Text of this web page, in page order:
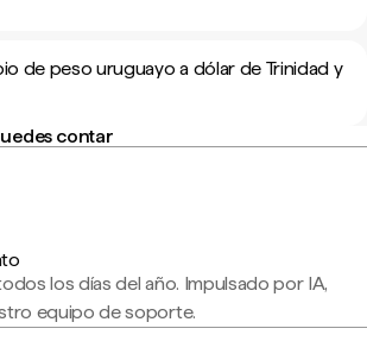
de peso uruguayo a dólar de Trinidad y
contar
los días del año. Impulsado por IA,
equipo de soporte.